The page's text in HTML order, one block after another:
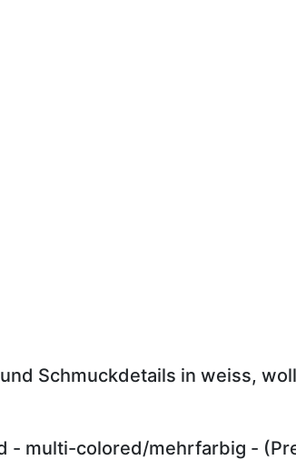
Schmuckdetails in weiss,
- multi-colored/mehrfarbig -